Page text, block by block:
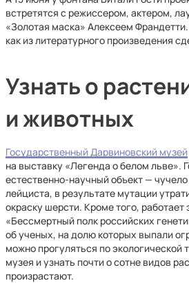
встретятся с режиссером, актером,
«Золотая маска» Алексеем
как из литературного произведения
Узнать о
и животных
Государственный Дарвиновский музей
на выставку «Легенда о белом льве».
естественно-научный объект —
лейциста, в результате мутации
окраску шерсти. Кроме того, работает
«Бессмертный полк российских
об ученых, на долю которых выпали
можно прогуляться по экологической
музея и узнать почти о сотне видов
произрастают.